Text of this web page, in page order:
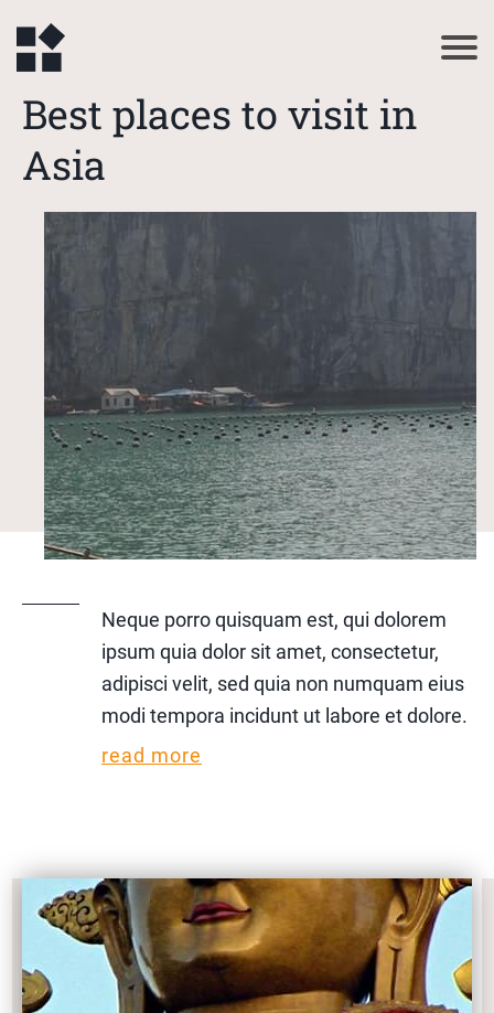
Best places to visit in
Asia
Neque porro quisquam est, qui dolorem
ipsum quia dolor sit amet, consectetur,
adipisci velit, sed quia non numquam eius
modi tempora incidunt ut labore et dolore.
read more